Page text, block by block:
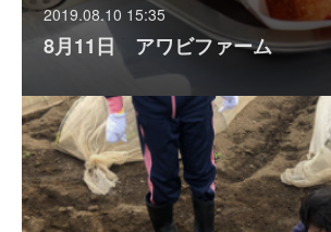
2019.08.10 15:35
8月11日 アワビファーム